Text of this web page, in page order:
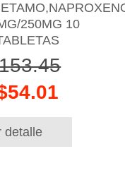
250MG 10
detalle